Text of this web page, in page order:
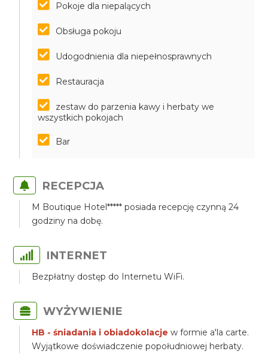
Pokoje dla niepalących
Obsługa pokoju
Udogodnienia dla niepełnosprawnych
Restauracja
zestaw do parzenia kawy i herbaty we
wszystkich pokojach
Bar
RECEPCJA
M Boutique Hotel***** posiada recepcję czynną 24
godziny na dobę.
INTERNET
Bezpłatny dostęp do Internetu WiFi.
WYŻYWIENIE
HB - śniadania i obiadokolacjew formie a'la carte.
Wyjątkowe doświadczenie popołudniowej herbaty.